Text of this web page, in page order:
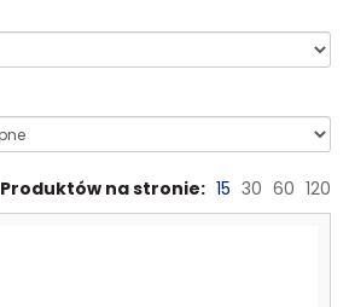
Produktów na stronie: 15 30 60 120